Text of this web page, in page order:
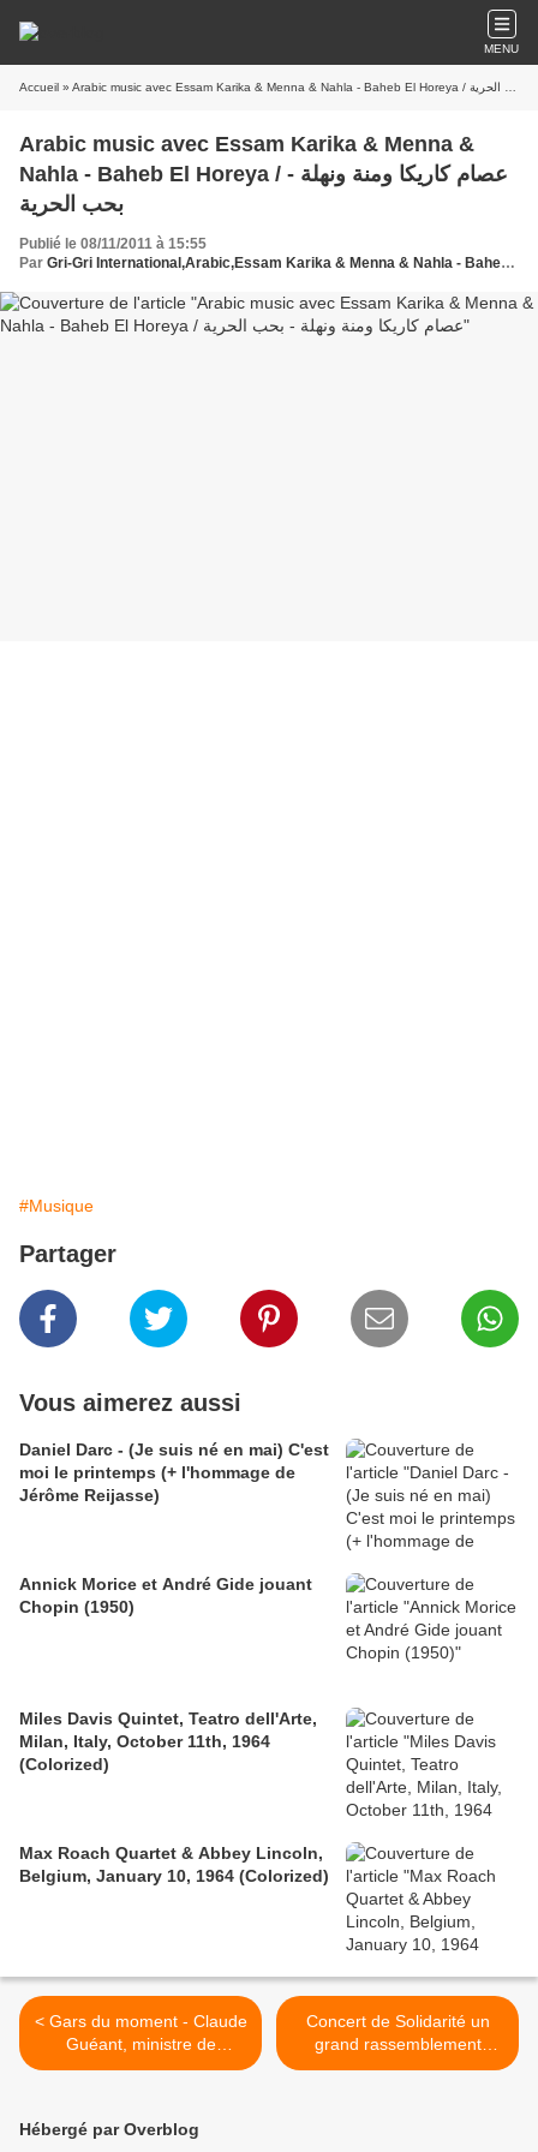
MENU
Accueil » Arabic music avec Essam Karika & Menna & Nahla - Baheb El Horeya / عصام كاريكا ومنة ونهلة - بحب الحرية
Arabic music avec Essam Karika & Menna &
Nahla - Baheb El Horeya / عصام كاريكا ومنة ونهلة -
بحب الحرية
Publié le 08/11/2011 à 15:55
Par
#Musique
Partager
Vous aimerez aussi
Daniel Darc - (Je suis né en mai) C'est
moi le printemps (+ l'hommage de
Jérôme Reijasse)
Annick Morice et André Gide jouant
Chopin (1950)
Miles Davis Quintet, Teatro dell'Arte,
Milan, Italy, October 11th, 1964
(Colorized)
Max Roach Quartet & Abbey Lincoln,
Belgium, January 10, 1964 (Colorized)
< Gars du moment - Claude
Guéant, ministre de
l'Intérieur français en
Concert de Solidarité un
grand rassemblement
autour du partage et de la
Hébergé par Overblog